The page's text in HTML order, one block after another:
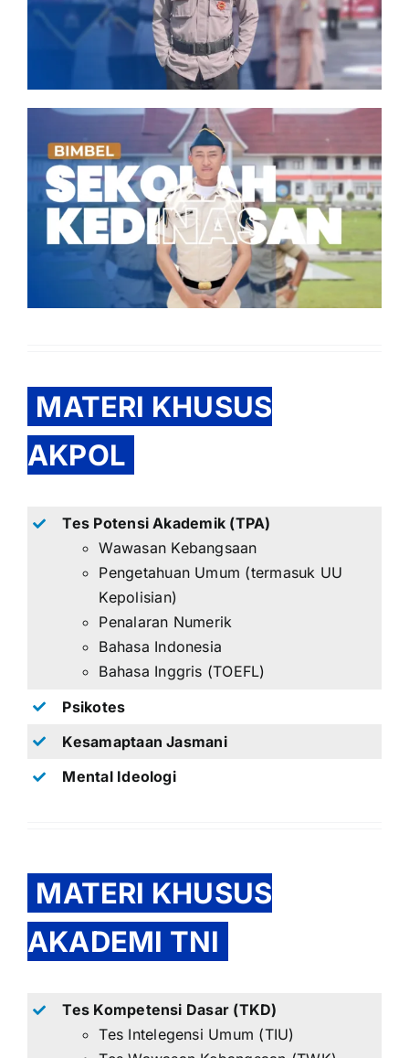
MATERI KHUSUS
AKPOL
Tes Potensi Akademik (TPA)
Wawasan Kebangsaan
Pengetahuan Umum (termasuk UU
Kepolisian)
Penalaran Numerik
Bahasa Indonesia
Bahasa Inggris (TOEFL)
Psikotes
Kesamaptaan Jasmani
Mental Ideologi
MATERI KHUSUS
AKADEMI TNI
Tes Kompetensi Dasar (TKD)
Tes Intelegensi Umum (TIU)